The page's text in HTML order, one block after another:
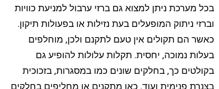
בכל מערכת ניתן למצוא גם ברזי ערבול למניעת כוויות
וברזי ניתוק המופעלים בעת נזילות או בפעולות תיקון.
כאשר הם תקולים אין טעם לתקנם ולכן, מוחלפים
בעלות נמוכה, יחסית. תקלות עלולות להופיע גם
בקולטים כך, בחלקים שונים כמו במסגרות, בזכוכית
בצנרת פנימית ועוד. כאן מתקנים או מחליפים בחלקים